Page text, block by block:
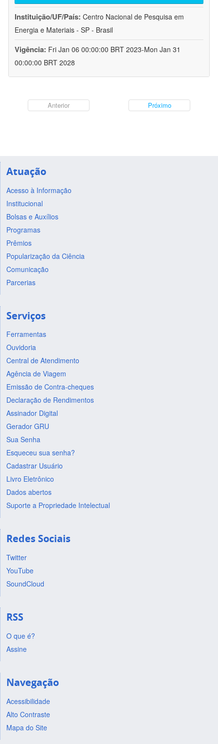
Instituição/UF/País: Centro Nacional de Pesquisa em
Energia e Materiais - SP - Brasil
Vigência: Fri Jan 06 00:00:00 BRT 2023-Mon Jan 31
00:00:00 BRT 2028
Anterior Próximo
Atuação
Acesso à Informação
Institucional
Bolsas e Auxílios
Programas
Prêmios
Popularização da Ciência
Comunicação
Parcerias
Serviços
Ferramentas
Ouvidoria
Central de Atendimento
Agência de Viagem
Emissão de Contra-cheques
Declaração de Rendimentos
Assinador Digital
Gerador GRU
Sua Senha
Esqueceu sua senha?
Cadastrar Usuário
Livro Eletrônico
Dados abertos
Suporte a Propriedade Intelectual
Redes Sociais
Twitter
YouTube
SoundCloud
RSS
O que é?
Assine
Navegação
Acessibilidade
Alto Contraste
Mapa do Site